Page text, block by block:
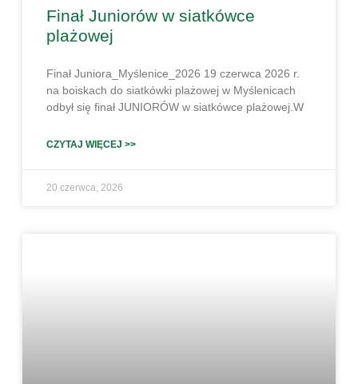
Finał Juniorów w siatkówce
plażowej
Finał Juniora_Myślenice_2026 19 czerwca 2026 r.
na boiskach do siatkówki plażowej w Myślenicach
odbył się finał JUNIORÓW w siatkówce plażowej.W
CZYTAJ WIĘCEJ >>
20 czerwca, 2026